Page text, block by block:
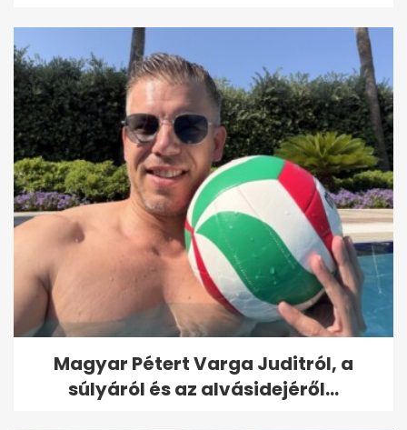
Magyar Pétert Varga Juditról, a
súlyáról és az alvásidejéről...